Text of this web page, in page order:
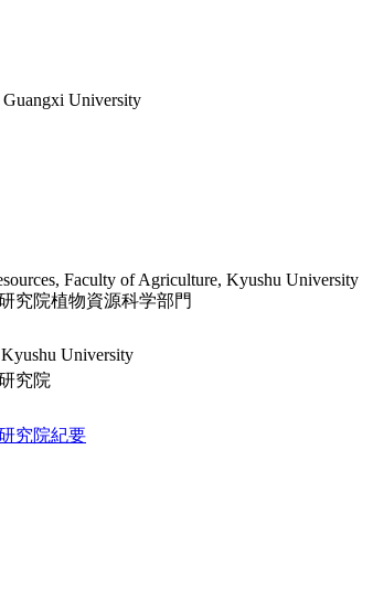
University
Faculty of Agriculture, Kyushu University
究院植物資源科学部門
University
究院
究院紀要